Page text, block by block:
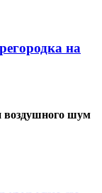
на
воздушного шум